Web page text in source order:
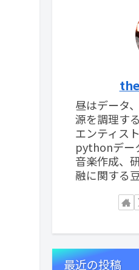
昼はデータ
源を調理す
エンティス
pythonデー
音楽作成、
融に関する
最近の投稿